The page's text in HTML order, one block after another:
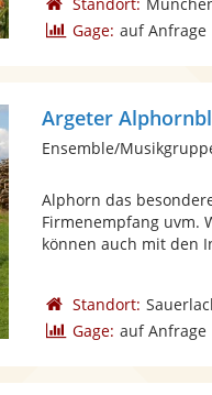
Gage: auf Anfrage
Argeter
Ensemble/
Alphorn das
Firmenempfang uvm.
können auch mit den
Standort:
Gage: auf Anfrage